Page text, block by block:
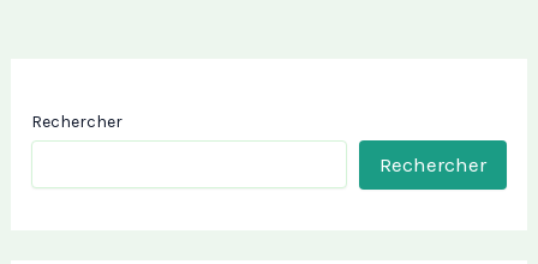
Rechercher
Rechercher